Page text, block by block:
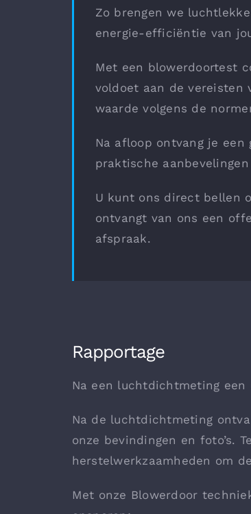
Zo brengen we
energie-efficiëntie van
Met een blowerdoortest
voldoet aan de vereisten
waarde volgens de
Na afloop ontvang je
praktische
U kunt ons direct bellen
ontvangt van ons een
afspraak.
Rapportage
Na een luchtdichtmeting een
Na de luchtdichtmeting
onze bevindingen en foto’s.
herstelwerkzaamheden om
Met onze Blowerdoor